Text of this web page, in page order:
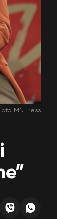
MN Press